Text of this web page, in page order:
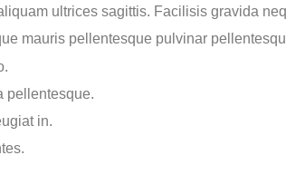
ultrices sagittis. Facilisis gravida
mauris pellentesque pulvinar
pellentesque.
in.